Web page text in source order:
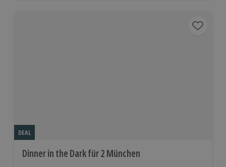
DEAL
Dinner in the Dark für 2 München